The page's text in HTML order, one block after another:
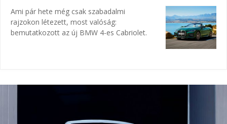
Ami pár hete még csak szabadalmi
rajzokon létezett, most valóság:
bemutatkozott az új BMW 4-es Cabriolet.